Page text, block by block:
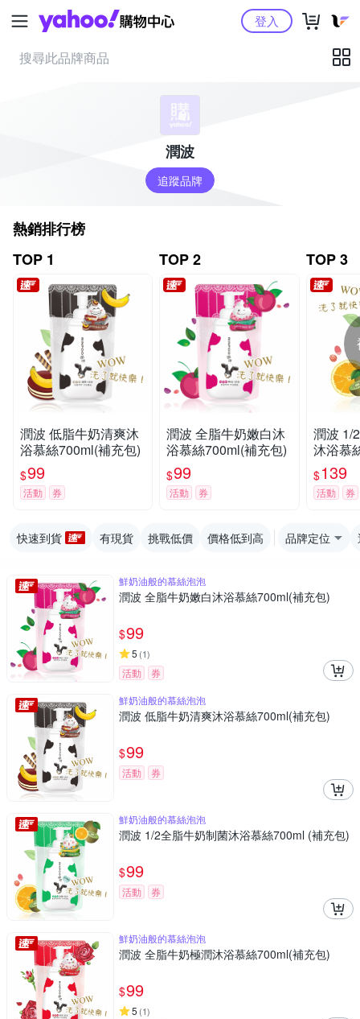
Yahoo購物中心登入
潤波
追蹤品牌
熱銷排行榜
TOP 1
潤波 低脂牛奶清爽沐
浴慕絲700ml(補充包)
$99
活動 券
TOP 2
潤波 全脂牛奶嫩白沐
浴慕絲700ml(補充包)
$99
活動 券
TOP 3
潤波 1/
沐浴慕
$139
活動 券
快速到貨 有現貨 挑戰低價 價格低到高 品牌定位
鮮奶油般的慕絲泡泡
潤波 全脂牛奶嫩白沐浴慕絲700ml(補充包)
$99
5 (1)
活動
券
鮮奶油般的慕絲泡泡
潤波 低脂牛奶清爽沐浴慕絲700ml(補充包)
$99
活動 券
鮮奶油般的慕絲泡泡
潤波 1/2全脂牛奶制菌沐浴慕絲700ml (補充包)
$99
活動 券
鮮奶油般的慕絲泡泡
潤波 全脂牛奶極潤沐浴慕絲700ml(補充包)
$99
5 (1)